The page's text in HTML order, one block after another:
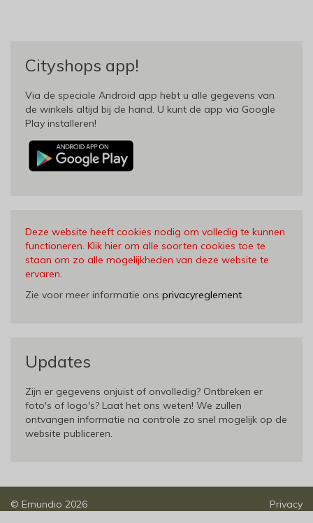
Cityshops app!
Via de speciale Android app hebt u alle gegevens van
de winkels altijd bij de hand. U kunt de app via Google
Play installeren!
Deze website heeft cookies nodig om volledig te kunnen
functioneren. Klik hier om alle soorten cookies toe te
staan om zo alle mogelijkheden van deze website te
ervaren
Zie voor meer informatie ons privacyreglement
Updates
Zijn er gegevens onjuist of onvolledig? Ontbreken er
foto's of logo's? Laat het ons weten! We zullen
ontvangen informatie na controle zo snel mogelijk op de
website publiceren.
© Emundio 2026 Privacy